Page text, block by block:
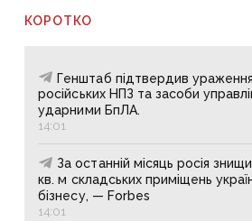
КОРОТКО
Генштаб підтвердив
російських НПЗ та засоби
ударними БпЛА.
14:01
За останній місяць росія
кв. м складських приміщень
бізнесу, — Forbes
14:01